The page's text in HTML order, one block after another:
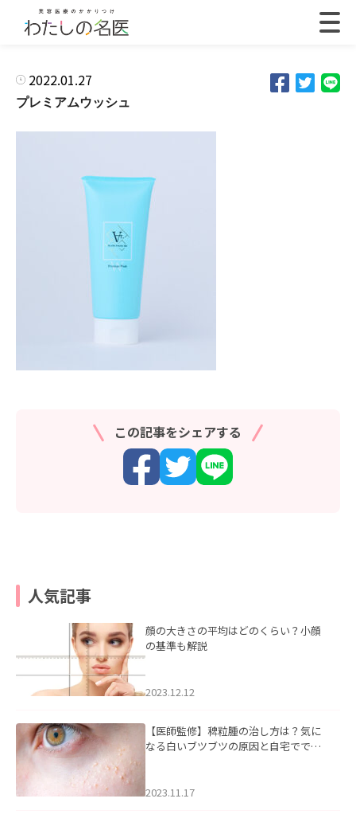
2022.01.27
プレミアムウッシュ
この記事をシェアする
人気記事
顔の大きさの平均はどのくらい？小顔
の基準も解説
2023.12.12
【医師監修】稗粒腫の治し方は？気に
なる白いブツブツの原因と自宅ででき
2023.11.17